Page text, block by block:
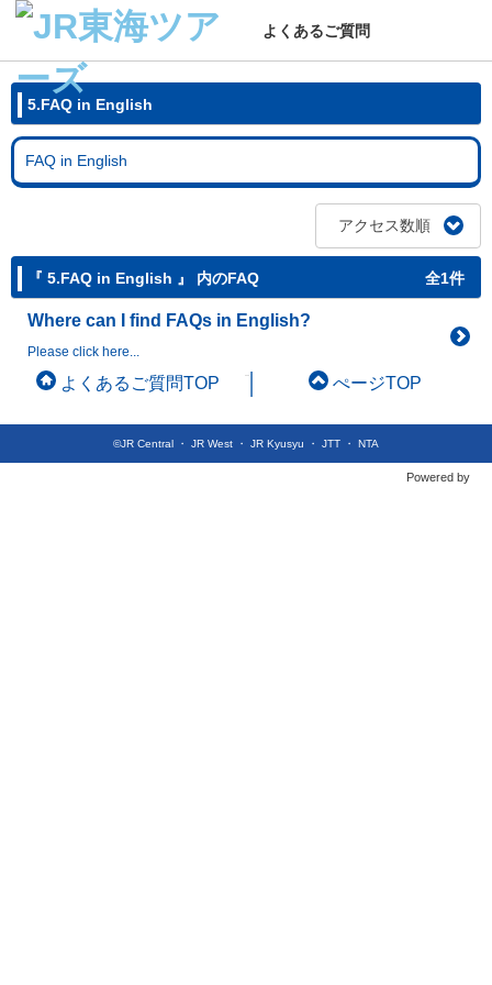
よくあるご質問
5.FAQ in English
FAQ in English
アクセス数順
『 5.FAQ in English 』 内のFAQ 全1件
Where can I find FAQs in English?
Please click here...
©JR Central ・ JR West ・ JR Kyusyu ・ JTT ・ NTA
Powered by
よくあるご質問TOP ぺージTOP